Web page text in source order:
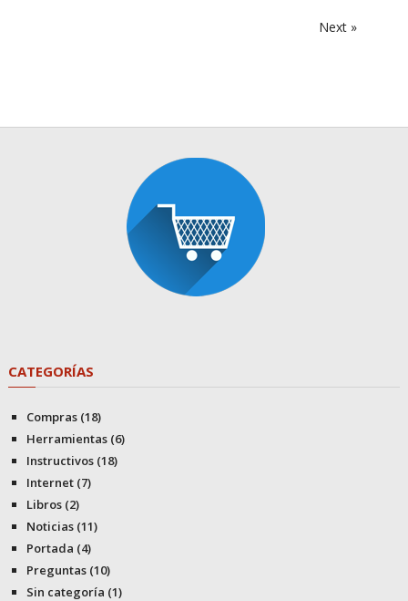
Next »
CATEGORÍAS
Compras(18)
Herramientas(6)
Instructivos(18)
Internet(7)
Libros(2)
Noticias(11)
Portada (4)
Preguntas(10)
Sin categoría (1)